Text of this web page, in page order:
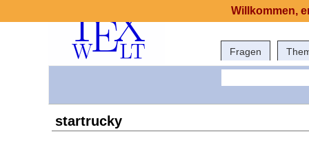
Fragen
startrucky
Willkommen,